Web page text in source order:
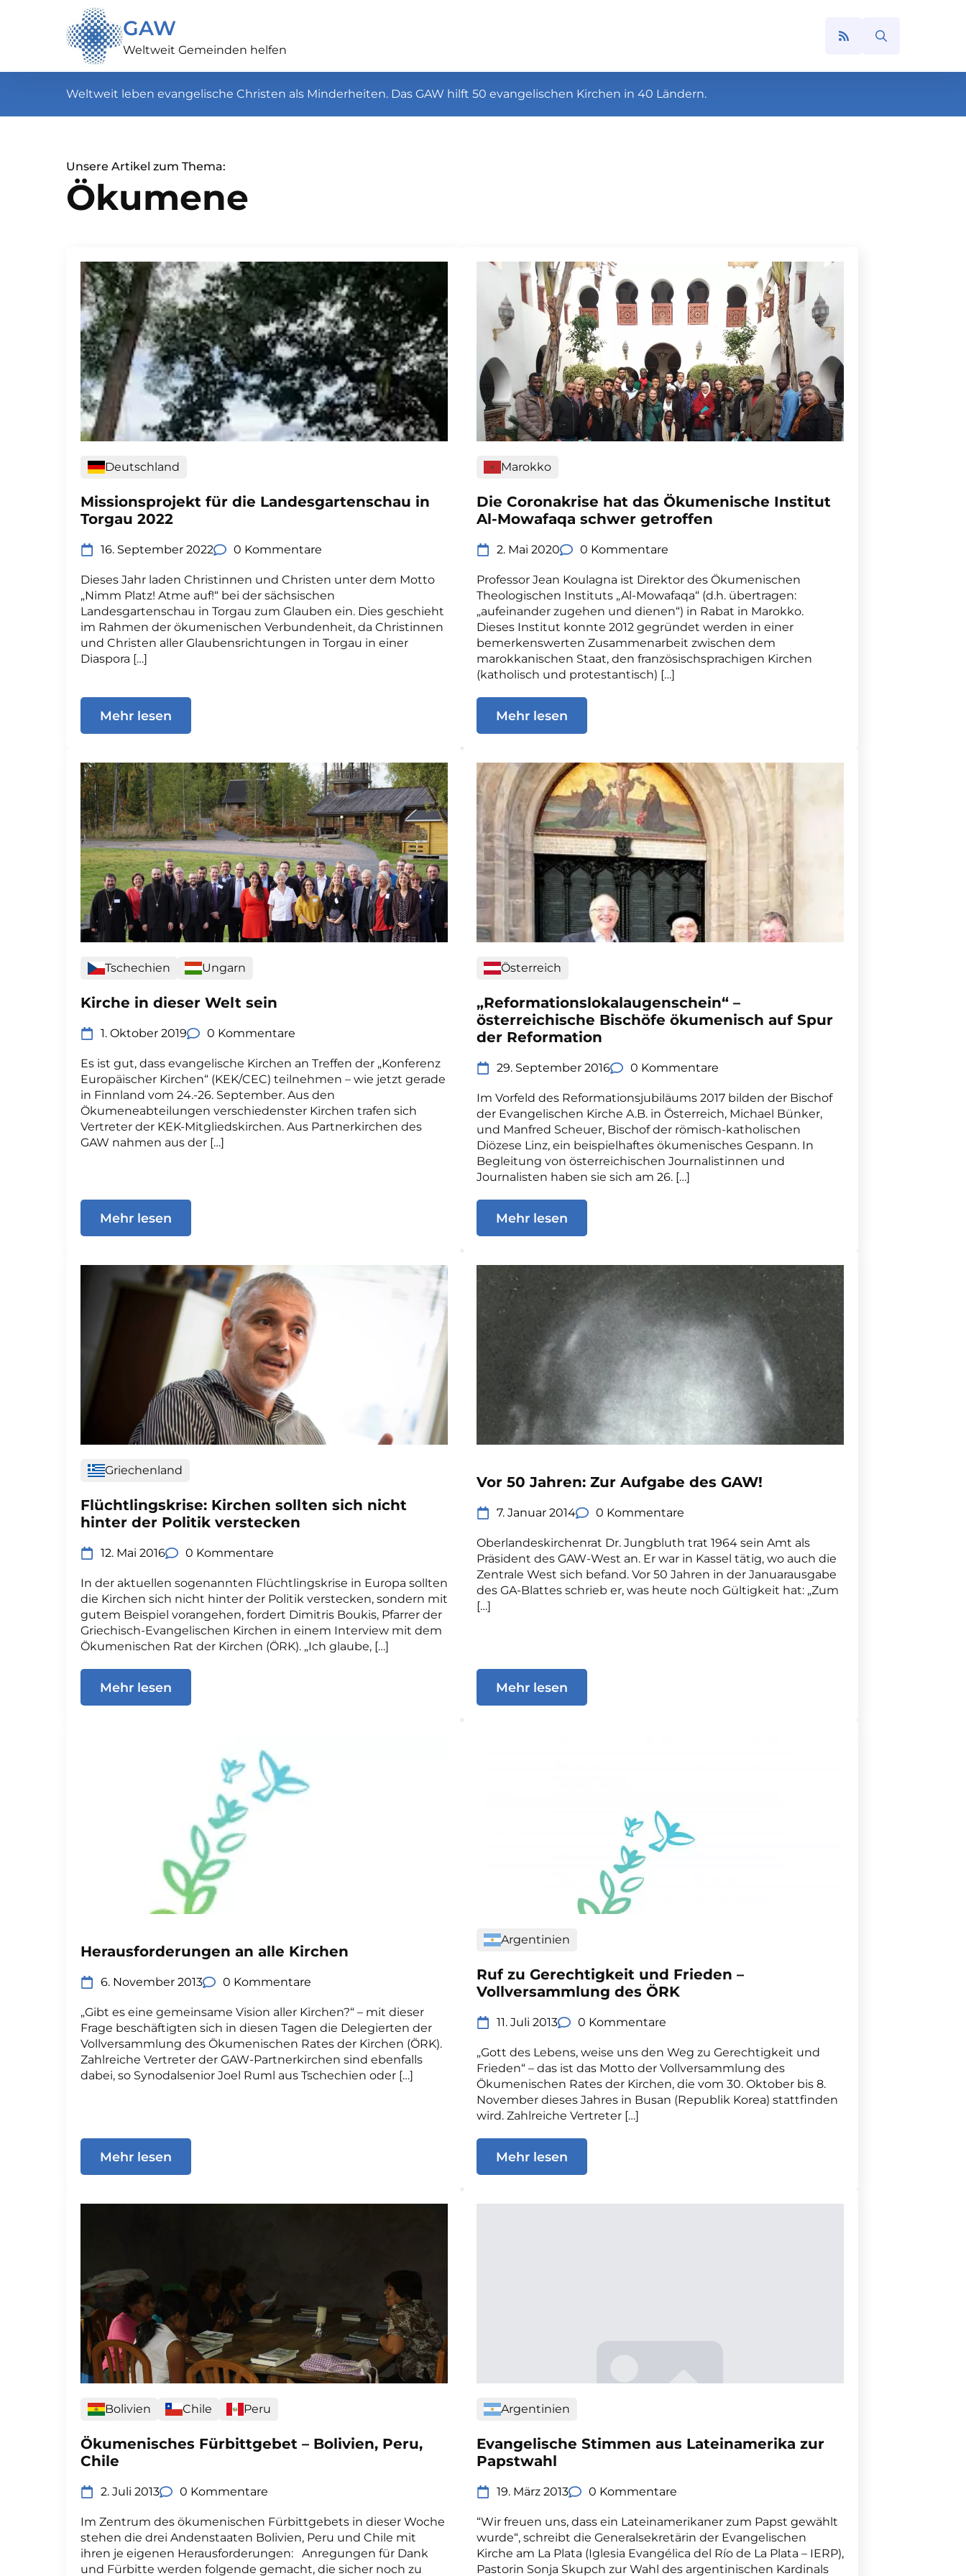
GAW
Weltweit Gemeinden helfen
Weltweit leben evangelische Christen als Minderheiten. Das GAW hilft 50 evangelischen Kirchen in 40 Ländern.
Unsere Artikel zum Thema:
Ökumene
Deutschland
Missionsprojekt für die Landesgartenschau in
Torgau 2022
16. September 2022 0 Kommentare
Dieses Jahr laden Christinnen und Christen unter dem Motto
„Nimm Platz! Atme auf!“ bei der sächsischen
Landesgartenschau in Torgau zum Glauben ein. Dies geschieht
im Rahmen der ökumenischen Verbundenheit, da Christinnen
und Christen aller Glaubensrichtungen in Torgau in einer
Diaspora […]
Mehr lesen
Marokko
Die Coronakrise hat das Ökumenische Institut
Al-Mowafaqa schwer getroffen
2. Mai 2020 0 Kommentare
Professor Jean Koulagna ist Direktor des Ökumenischen
Theologischen Instituts „Al-Mowafaqa“ (d.h. übertragen:
„aufeinander zugehen und dienen“) in Rabat in Marokko.
Dieses Institut konnte 2012 gegründet werden in einer
bemerkenswerten Zusammenarbeit zwischen dem
marokkanischen Staat, den französischsprachigen Kirchen
(katholisch und protestantisch) […]
Mehr lesen
Tschechien Ungarn
Kirche in dieser Welt sein
1. Oktober 2019 0 Kommentare
Es ist gut, dass evangelische Kirchen an Treffen der „Konferenz
Europäischer Kirchen“ (KEK/CEC) teilnehmen – wie jetzt gerade
in Finnland vom 24.-26. September. Aus den
Ökumeneabteilungen verschiedenster Kirchen trafen sich
Vertreter der KEK-Mitgliedskirchen. Aus Partnerkirchen des
GAW nahmen aus der […]
Mehr lesen
Österreich
„Reformationslokalaugenschein“ –
österreichische Bischöfe ökumenisch auf Spur
der Reformation
29. September 2016 0 Kommentare
Im Vorfeld des Reformationsjubiläums 2017 bilden der Bischof
der Evangelischen Kirche A.B. in Österreich, Michael Bünker,
und Manfred Scheuer, Bischof der römisch-katholischen
Diözese Linz, ein beispielhaftes ökumenisches Gespann. In
Begleitung von österreichischen Journalistinnen und
Journalisten haben sie sich am 26. […]
Mehr lesen
Griechenland
Flüchtlingskrise: Kirchen sollten sich nicht
hinter der Politik verstecken
12. Mai 2016 0 Kommentare
In der aktuellen sogenannten Flüchtlingskrise in Europa sollten
die Kirchen sich nicht hinter der Politik verstecken, sondern mit
gutem Beispiel vorangehen, fordert Dimitris Boukis, Pfarrer der
Griechisch-Evangelischen Kirchen in einem Interview mit dem
Ökumenischen Rat der Kirchen (ÖRK). „Ich glaube, […]
Mehr lesen
Vor 50 Jahren: Zur Aufgabe des GAW!
7. Januar 2014 0 Kommentare
Oberlandeskirchenrat Dr. Jungbluth trat 1964 sein Amt als
Präsident des GAW-West an. Er war in Kassel tätig, wo auch die
Zentrale West sich befand. Vor 50 Jahren in der Januarausgabe
des GA-Blattes schrieb er, was heute noch Gültigkeit hat: „Zum
[…]
Mehr lesen
Herausforderungen an alle Kirchen
6. November 2013 0 Kommentare
„Gibt es eine gemeinsame Vision aller Kirchen?“ – mit dieser
Frage beschäftigten sich in diesen Tagen die Delegierten der
Vollversammlung des Ökumenischen Rates der Kirchen (ÖRK).
Zahlreiche Vertreter der GAW-Partnerkirchen sind ebenfalls
dabei, so Synodalsenior Joel Ruml aus Tschechien oder […]
Mehr lesen
Argentinien
Ruf zu Gerechtigkeit und Frieden –
Vollversammlung des ÖRK
11. Juli 2013 0 Kommentare
„Gott des Lebens, weise uns den Weg zu Gerechtigkeit und
Frieden“ – das ist das Motto der Vollversammlung des
Ökumenischen Rates der Kirchen, die vom 30. Oktober bis 8.
November dieses Jahres in Busan (Republik Korea) stattfinden
wird. Zahlreiche Vertreter […]
Mehr lesen
Bolivien Chile Peru
Ökumenisches Fürbittgebet – Bolivien, Peru,
Chile
2. Juli 2013 0 Kommentare
Im Zentrum des ökumenischen Fürbittgebets in dieser Woche
stehen die drei Andenstaaten Bolivien, Peru und Chile mit
ihren je eigenen Herausforderungen: Anregungen für Dank
und Fürbitte werden folgende gemacht, die sicher noch zu
Argentinien
Evangelische Stimmen aus Lateinamerika zur
Papstwahl
19. März 2013 0 Kommentare
“Wir freuen uns, dass ein Lateinamerikaner zum Papst gewählt
wurde“, schreibt die Generalsekretärin der Evangelischen
Kirche am La Plata (Iglesia Evangélica del Río de La Plata – IERP),
Pastorin Sonja Skupch zur Wahl des argentinischen Kardinals